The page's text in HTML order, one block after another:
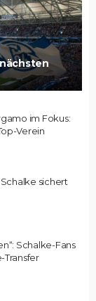
im Fokus:
Verein
sichert
Schalke-Fans
Transfer